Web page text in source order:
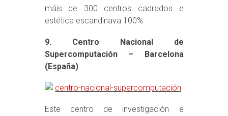
máis de 300 centros cadrados e
estética escandinava 100%.
9. Centro Nacional de
Supercomputación – Barcelona
(España)
Este centro de investigación e